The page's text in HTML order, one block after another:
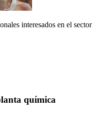
interesados en el sector
química